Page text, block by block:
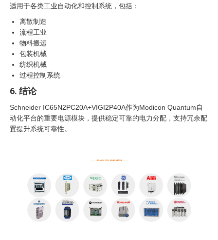
适用于各类工业自动化和控制系统，包括：
离散制造
流程工业
物料搬运
包装机械
纺织机械
过程控制系统
6. 结论
Schneider IC65N2PC20A+VIGI2P40A作为Modicon Quantum自
动化平台的重要电源模块，提供稳定可靠的电力分配，支持冗余配
置提升系统可靠性。